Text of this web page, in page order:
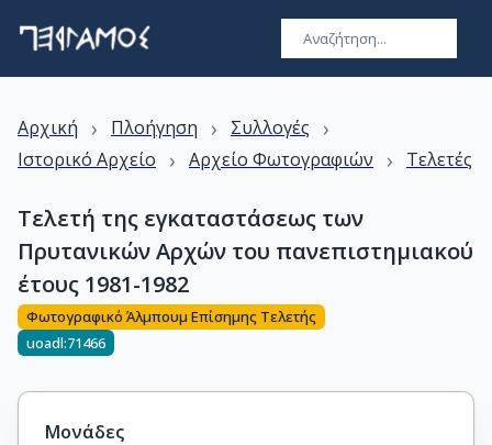
Αρχική › Πλοήγηση › Συλλογές ›
Ιστορικό Αρχείο › Αρχείο Φωτογραφιών › Τελετές
Τελετή της εγκαταστάσεως των
Πρυτανικών Αρχών του πανεπιστημιακού
έτους 1981-1982
Φωτογραφικό Άλμπουμ Επίσημης Τελετής
uoadl:71466
Μονάδες